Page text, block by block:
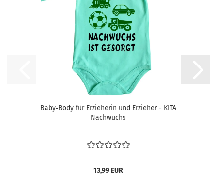
Baby‑Body für Erzieherin und Erzieher - KITA
Nachwuchs
13,99 EUR